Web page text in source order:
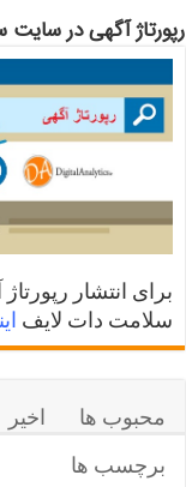
رپورتاژ آگهی در
برای انتشار
سلامت دات لایف
محبوب ها اخیر
برچسب ها